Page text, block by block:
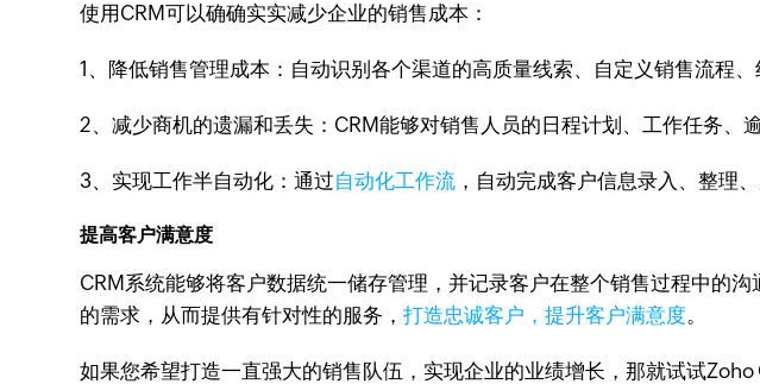
使用CRM可以确确实实减少企业的销售成本：
1、降低销售管理成本：自动识别各个渠道的高质量线索、自定义销售流程、
2、减少商机的遗漏和丢失：CRM能够对销售人员的日程计划、工作任务、
3、实现工作半自动化：通过自动化工作流 ，自动完成客户信息录入、整理
提高客户满意度
CRM系统能够将客户数据统一储存管理，并记录客户在整个销售过程中的
的需求，从而提供有针对性的服务，打造忠诚客户，提升客户满意度。
如果您希望打造一直强大的销售队伍，实现企业的业绩增长，那就试试